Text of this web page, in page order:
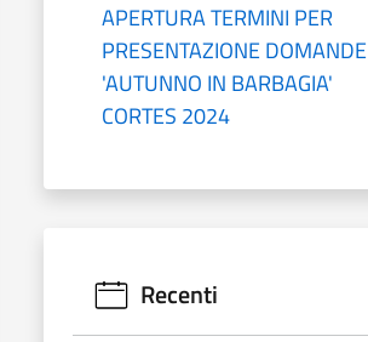
APERTURA TERMINI PER
PRESENTAZIONE DOMANDE
'AUTUNNO IN BARBAGIA'
CORTES 2024
Recenti